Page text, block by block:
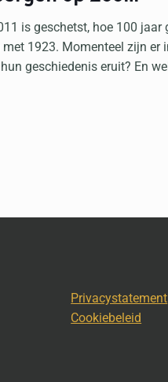
is geschetst, hoe 100
1923. Momenteel zijn
geschiedenis eruit? En
Privacystatement
Cookiebeleid